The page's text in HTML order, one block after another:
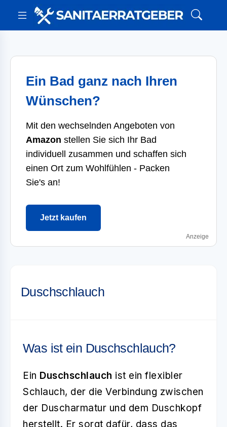
Ein Bad ganz nach Ihren
Wünschen?
Mit den wechselnden Angeboten von
Amazon stellen Sie sich Ihr Bad
individuell zusammen und schaffen sich
einen Ort zum Wohlfühlen - Packen
Sie's an!
Jetzt kaufen
Anzeige
Duschschlauch
Was ist ein Duschschlauch?
Ein Duschschlauch ist ein flexibler
Schlauch, der die Verbindung zwischen
der Duscharmatur und dem Duschkopf
herstellt. Er sorgt dafür, dass das